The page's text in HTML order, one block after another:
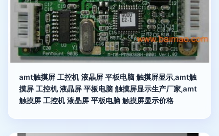
amt触摸屏 工控机 液晶屏 平板电脑 触摸屏显示,amt触
摸屏 工控机 液晶屏 平板电脑 触摸屏显示生产厂家,amt
触摸屏 工控机 液晶屏 平板电脑 触摸屏显示价格